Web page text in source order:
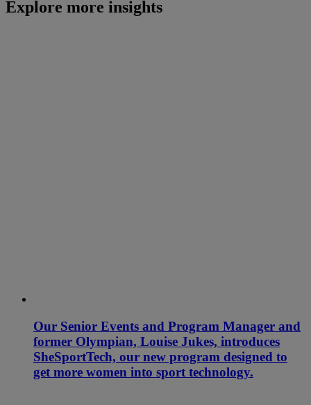
Explore more insights
Our Senior Events and Program Manager and
former Olympian, Louise Jukes, introduces
SheSportTech, our new program designed to
get more women into sport technology.